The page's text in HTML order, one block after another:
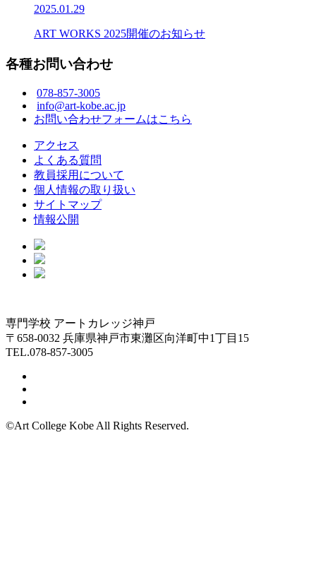
2025.01.29
ART WORKS 2025開催のお知らせ
各種お問い合わせ
078-857-3005
info@art-kobe.ac.jp
お問い合わせフォームはこちら
アクセス
よくある質問
教員採用について
個人情報の取り扱い
サイトマップ
情報公開
専門学校 アートカレッジ神戸
〒658-0032 兵庫県神戸市東灘区向洋町中1丁目15
TEL.078-857-3005
©Art College Kobe All Rights Reserved.